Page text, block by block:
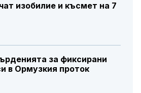
изобилие и късмет на 7
за фиксирани
в Ормузкия проток